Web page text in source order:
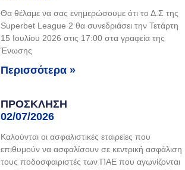
Θα θέλαμε να σας ενημερώσουμε ότι το Δ.Σ της
Superbet League 2 θα συνεδριάσει την Τετάρτη
15 Ιουλίου 2026 στις 17:00 στα γραφεία της
Ένωσης
Περισσότερα »
ΠΡΟΣΚΛΗΣΗ
02/07/2026
Καλούνται οι ασφαλιστικές εταιρείες που
επιθυμούν να ασφαλίσουν σε κεντρική ασφάλιση
τους ποδοσφαιριστές των ΠΑΕ που αγωνίζονται